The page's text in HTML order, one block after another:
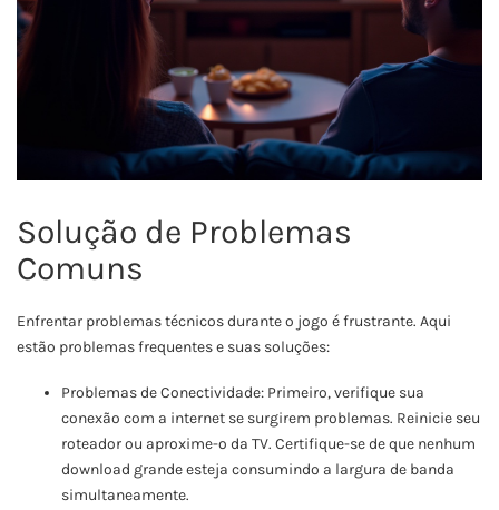
Solução de Problemas
Comuns
Enfrentar problemas técnicos durante o jogo é frustrante. Aqui
estão problemas frequentes e suas soluções:
Problemas de Conectividade: Primeiro, verifique sua
conexão com a internet se surgirem problemas. Reinicie seu
roteador ou aproxime-o da TV. Certifique-se de que nenhum
download grande esteja consumindo a largura de banda
simultaneamente.